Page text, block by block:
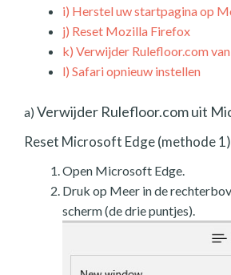
i) Herstel uw startpagina op
j) Reset Mozilla Firefox
k) Verwijder Rulefloor.com
l) Safari opnieuw instellen
a) Verwijder Rulefloor.com uit
Reset Microsoft Edge (methode 1)
Open Microsoft Edge.
Druk op Meer in de
scherm (de drie puntjes).